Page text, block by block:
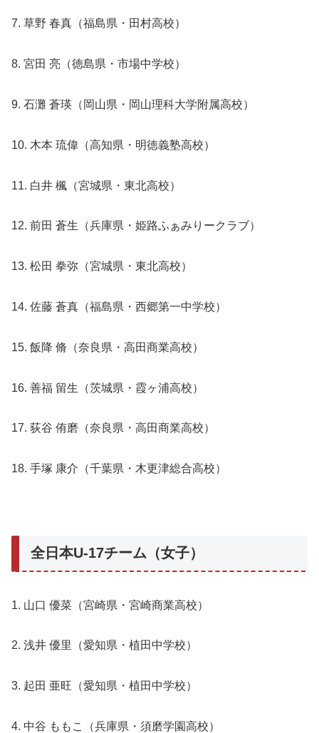
7. 草野 春真（福島県・田村高校）
8. 宮田 亮（徳島県・市場中学校）
9. 石灘 蒼瑛（岡山県・岡山理科大学附属高校）
10. 木本 琉偉（高知県・明徳義塾高校）
11. 白井 楓（宮城県・東北高校）
12. 前田 蒼生（兵庫県・姫路ふぁみりークラブ）
13. 松田 拳弥（宮城県・東北高校）
14. 佐藤 蒼真（福島県・西郷第一中学校）
15. 飯降 脩（奈良県・高田商業高校）
16. 善福 留生（茨城県・霞ヶ浦高校）
17. 荻谷 侑磨（奈良県・高田商業高校）
18. 手塚 康介（千葉県・木更津総合高校）
全日本U-17チーム（女子）
1. 山口 優菜（宮崎県・宮崎商業高校）
2. 浅井 優里（愛知県・植田中学校）
3. 起田 亜旺（愛知県・植田中学校）
4. 中谷 ももこ（兵庫県・須磨学園高校）